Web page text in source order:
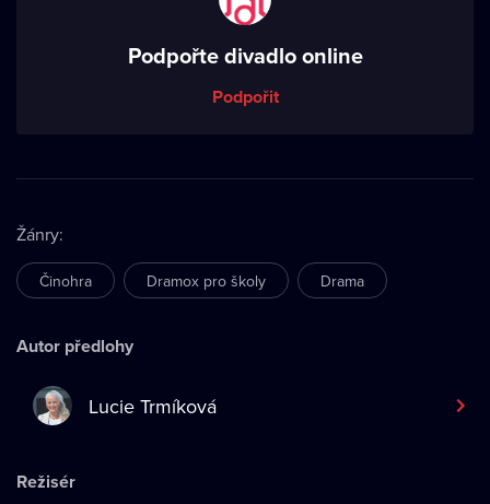
Podpořte divadlo online
Podpořit
Žánry:
Činohra Dramox pro školy Drama
Autor předlohy
Lucie Trmíková
Režisér